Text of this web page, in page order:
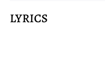
LYRICS